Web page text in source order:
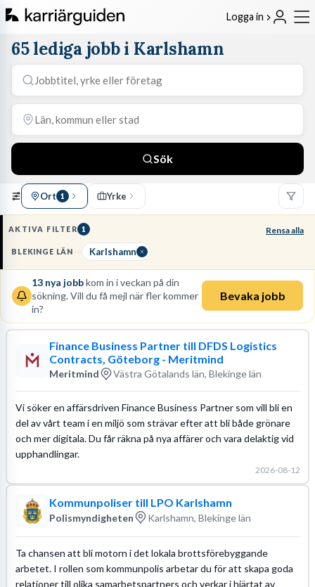
Logga in
65 lediga jobb i Karlshamn
Sök
Ort 1 Yrke
AKTIVA FILTER 1 Rensa alla
BLEKINGE LÄN Karlshamn
13 nya jobbkom in i veckan på din
sökning. Vill du få mejl när fler kommer
in?
Bevaka jobb
Finance Business Partner till DFDS Logistics
Contracts, Göteborg - Meritmind
Meritmind Västra Götalands län, Blekinge län
Vi söker en affärsdriven Finance Business Partner som vill bli en
del av vårt team i en miljö som strävar efter att bli både grönare
och mer digitala. Du får räkna på nya affärer och vara delaktig vid
upphandlingar.
2026-08-12
Kommunpoliser till LPO Karlshamn
Polismyndigheten Karlshamn, Blekinge län
Ta chansen att bli motorn i det lokala brottsförebyggande
arbetet. I rollen som kommunpolis arbetar du för att skapa goda
relationer till olika samarbetspartners och verkar i hjärtat av